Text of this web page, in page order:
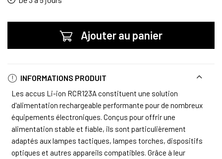
Ajouter au panier
INFORMATIONS PRODUIT
Les accus Li-ion RCR123A constituent une solution
d'alimentation rechargeable performante pour de nombreux
équipements électroniques. Conçus pour offrir une
alimentation stable et fiable, ils sont particulièrement
adaptés aux lampes tactiques, lampes torches, dispositifs
optiques et autres appareils compatibles. Grâce à leur